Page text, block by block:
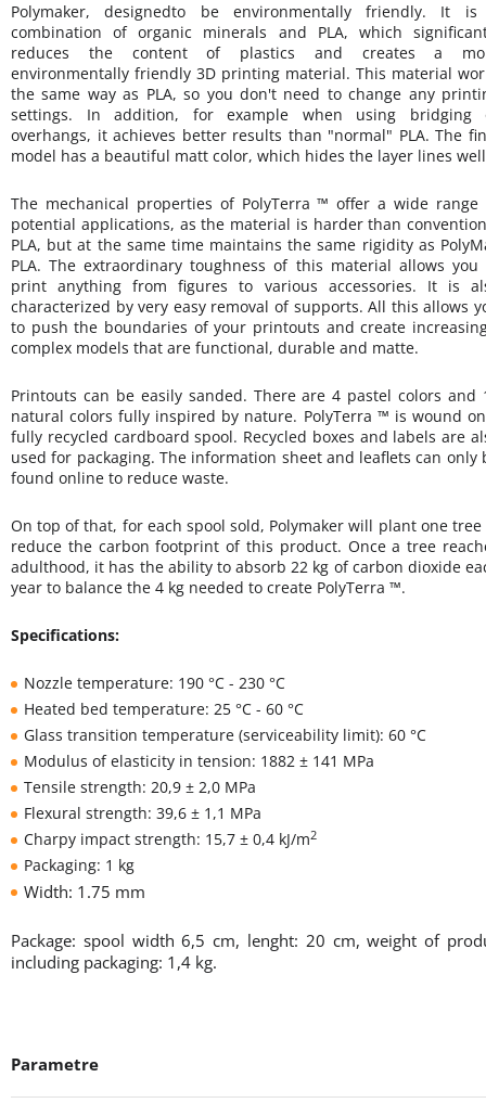
Polymaker, designedto be environmentally friendly. It
combination of organic minerals and PLA, which
reduces the content of plastics and creates a
environmentally friendly 3D printing material. This material
the same way as PLA, so you don't need to change any
settings. In addition, for example when using bridging
overhangs, it achieves better results than "normal" PLA. The
model has a beautiful matt color, which hides the layer lines
The mechanical properties of PolyTerra ™ offer a wide range
potential applications, as the material is harder than
PLA, but at the same time maintains the same rigidity as
PLA. The extraordinary toughness of this material allows you
print anything from figures to various accessories. It is
characterized by very easy removal of supports. All this allows
to push the boundaries of your printouts and create
complex models that are functional, durable and matte.
Printouts can be easily sanded. There are 4 pastel colors and
natural colors fully inspired by nature. PolyTerra ™ is wound
fully recycled cardboard spool. Recycled boxes and labels are
used for packaging. The information sheet and leaflets can only
found online to reduce waste.
On top of that, for each spool sold, Polymaker will plant one tree
reduce the carbon footprint of this product. Once a tree
adulthood, it has the ability to absorb 22 kg of carbon dioxide
year to balance the 4 kg needed to create PolyTerra ™.
Specifications:
Nozzle temperature: 190 °C - 230 °C
Heated bed temperature: 25 °C - 60 °C
Glass transition temperature (serviceability limit): 60 °C
Modulus of elasticity in tension: 1882 ± 141 MPa
Tensile strength: 20,9 ± 2,0 MPa
Flexural strength: 39,6 ± 1,1 MPa
Charpy impact strength: 15,7 ± 0,4 kJ/m2
Packaging: 1 kg
Width: 1.75 mm
Package: spool width 6,5 cm, lenght: 20 cm, weight of
including packaging: 1,4 kg.